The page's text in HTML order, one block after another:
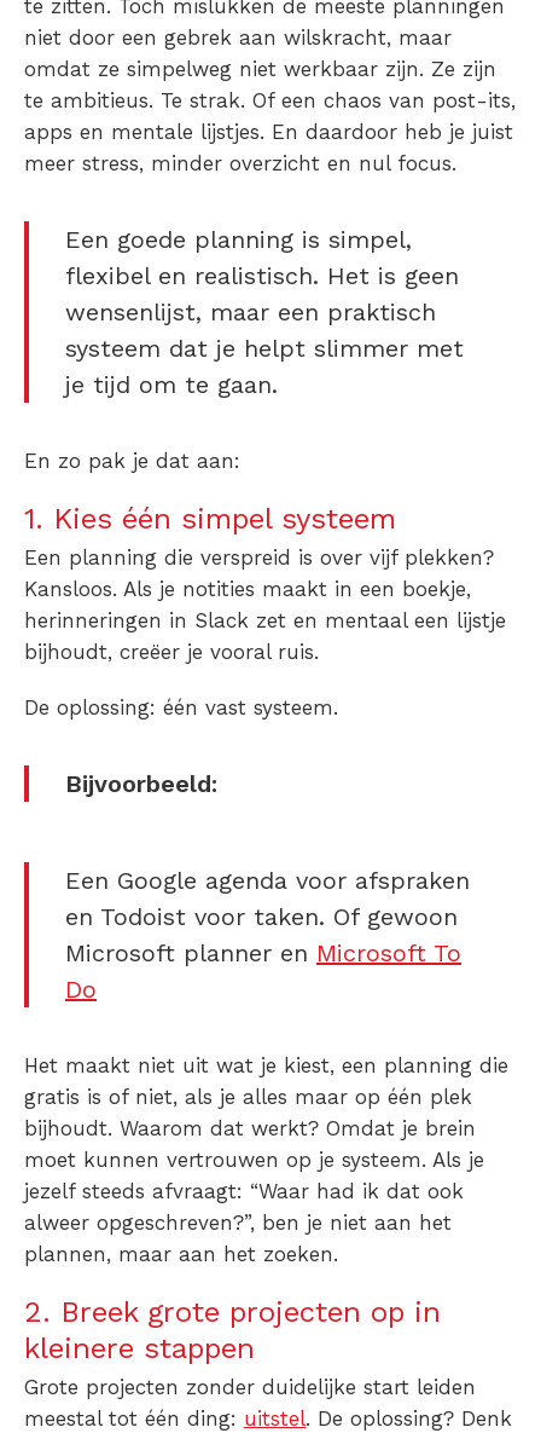
te zitten. Toch mislukken de meeste planningen
niet door een gebrek aan wilskracht, maar
omdat ze simpelweg niet werkbaar zijn. Ze zijn
te ambitieus. Te strak. Of een chaos van post-its,
apps en mentale lijstjes. En daardoor heb je juist
meer stress, minder overzicht en nul focus.
Een goede planning is simpel,
flexibel en realistisch. Het is geen
wensenlijst, maar een praktisch
systeem dat je helpt slimmer met
je tijd om te gaan.
En zo pak je dat aan:
1. Kies één simpel systeem
Een planning die verspreid is over vijf plekken?
Kansloos. Als je notities maakt in een boekje,
herinneringen in Slack zet en mentaal een lijstje
bijhoudt, creëer je vooral ruis.
De oplossing: één vast systeem.
Bijvoorbeeld:
Een Google agenda voor afspraken
en Todoist voor taken. Of gewoon
Microsoft planner en Microsoft To
Do
Het maakt niet uit wat je kiest, een planning die
gratis is of niet, als je alles maar op één plek
bijhoudt. Waarom dat werkt? Omdat je brein
moet kunnen vertrouwen op je systeem. Als je
jezelf steeds afvraagt: “Waar had ik dat ook
alweer opgeschreven?”, ben je niet aan het
plannen, maar aan het zoeken.
2. Breek grote projecten op in
kleinere stappen
Grote projecten zonder duidelijke start leiden
meestal tot één ding: uitstel. De oplossing? Denk